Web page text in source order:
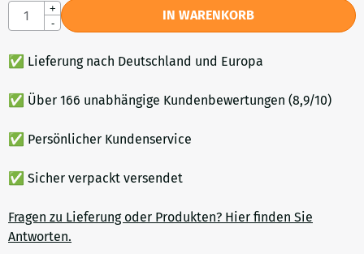
Anzahl
+
-
IN WARENKORB
✅ Lieferung nach Deutschland und Europa
✅ Über 166 unabhängige Kundenbewertungen (8,9/10)
✅ Persönlicher Kundenservice
✅ Sicher verpackt versendet
Fragen zu Lieferung oder Produkten? Hier finden Sie
Antworten.